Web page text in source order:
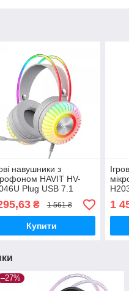
навушники з
HAVIT HV-
Plug USB 7.1
₴ 1 561 ₴
Купити
1
–27%